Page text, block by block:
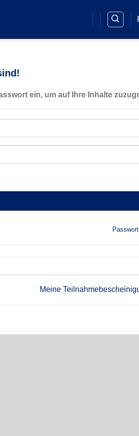
ein, um auf Ihre Inhalte
Meine